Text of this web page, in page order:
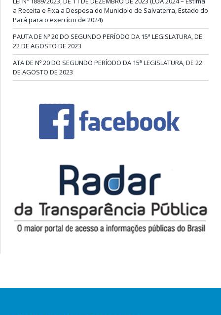
a Receita e Fixa a Despesa do Município de Salvaterra, Estado do
Pará para o exercício de 2024)
PAUTA DE Nº 20 DO SEGUNDO PERÍODO DA 15ª LEGISLATURA, DE
22 DE AGOSTO DE 2023
ATA DE Nº 20 DO SEGUNDO PERÍODO DA 15ª LEGISLATURA, DE 22
DE AGOSTO DE 2023